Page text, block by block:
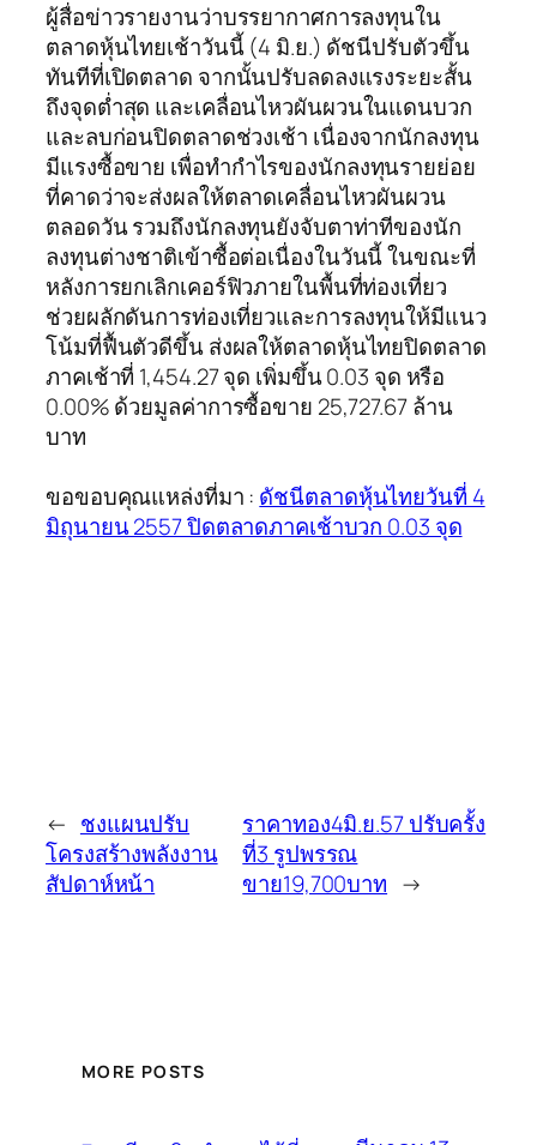
ผู้สื่อข่าวรายงานว่าบรรยากาศการลงทุนใน
ตลาดหุ้นไทยเช้าวันนี้ (4 มิ.ย.) ดัชนีปรับตัวขึ้น
ทันทีที่เปิดตลาด จากนั้นปรับลดลงแรงระยะสั้น
ถึงจุดต่ำสุด และเคลื่อนไหวผันผวนในแดนบวก
และลบก่อนปิดตลาดช่วงเช้า เนื่องจากนักลงทุน
มีแรงซื้อขาย เพื่อทำกำไรของนักลงทุนรายย่อย
ที่คาดว่าจะส่งผลให้ตลาดเคลื่อนไหวผันผวน
ตลอดวัน รวมถึงนักลงทุนยังจับตาท่าทีของนัก
ลงทุนต่างชาติเข้าซื้อต่อเนื่องในวันนี้ ในขณะที่
หลังการยกเลิกเคอร์ฟิวภายในพื้นที่ท่องเที่ยว
ช่วยผลักดันการท่องเที่ยวและการลงทุนให้มีแนว
โน้มที่ฟื้นตัวดีขึ้น ส่งผลให้ตลาดหุ้นไทยปิดตลาด
ภาคเช้าที่ 1,454.27 จุด เพิ่มขึ้น 0.03 จุด หรือ
0.00% ด้วยมูลค่าการซื้อขาย 25,727.67 ล้าน
บาท
ขอขอบคุณแหล่งที่มา : ดัชนีตลาดหุ้นไทยวันที่ 4
มิถุนายน 2557 ปิดตลาดภาคเช้าบวก 0.03 จุด
← ชงแผนปรับ
โครงสร้างพลังงาน
สัปดาห์หน้า
ราคาทอง4มิ.ย.57 ปรับครั้ง
ที่3 รูปพรรณ
ขาย19,700บาท →
MORE POSTS